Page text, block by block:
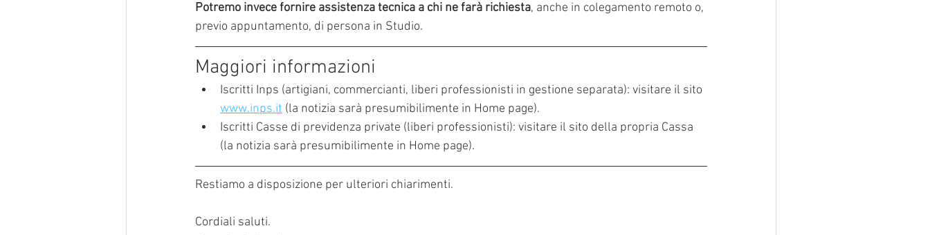
Potremo invece fornire assistenza tecnica a chi ne farà richiesta, anche in colegamento remoto o,
previo appuntamento, di persona in Studio.
Maggiori informazioni
Iscritti Inps (artigiani, commercianti, liberi professionisti in gestione separata): visitare il sito
www.inps.it (la notizia sarà presumibilimente in Home page).
Iscritti Casse di previdenza private (liberi professionisti): visitare il sito della propria Cassa
(la notizia sarà presumibilimente in Home page).
Restiamo a disposizione per ulteriori chiarimenti.
Cordiali saluti.